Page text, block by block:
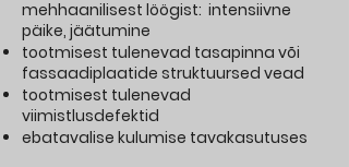
mehhaanilisest löögist: intensiivne
päike, jäätumine
tootmisest tulenevad tasapinna või
fassaadiplaatide struktuursed vead
tootmisest tulenevad
viimistlusdefektid
ebatavalise kulumise tavakasutuses